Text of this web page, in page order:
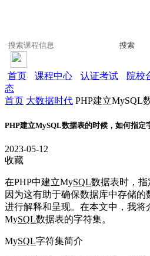
搜索
首页 课程中心 认证考试 院校
态
首页 大数据时代 PHP建立MySQL
PHP建立MySQL数据表的时候，如何指定
2023-05-12
收藏
在PHP中建立MySQL数据表时，指
因为这有助于确保数据库中存储
进行解释和呈现。在本文中，我将
MySQL数据表的字符集。
MySQL字符集简介